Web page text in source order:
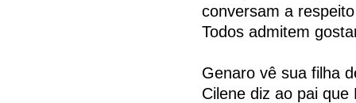
conversam a
Todos admitem
Genaro vê sua filha
Cilene diz ao pai